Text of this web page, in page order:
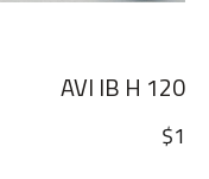
AVI IB H 120
$1